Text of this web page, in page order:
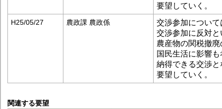
要望していく。
H25/05/27 農政課 農政係
交渉参加につい
交渉参加に反対
農産物の関税撤
国民生活に影響
納得できる交渉
要望していく。
関連する要望